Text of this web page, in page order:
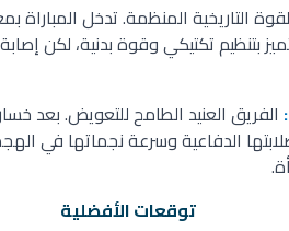
التاريخية المنظمة. تدخل المباراة
بتنظيم تكتيكي وقوة بدنية، لكن
الفريق العنيد الطامح للتعويض. بعد
الدفاعية وسرعة نجماتها في
توقعات الأفضلية